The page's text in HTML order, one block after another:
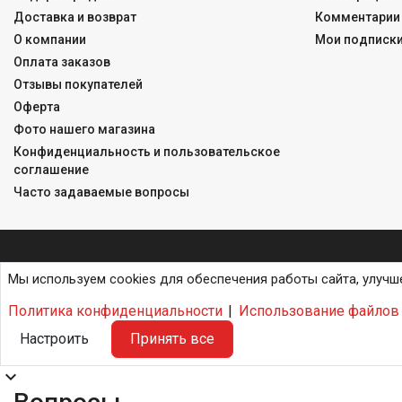
Доставка и возврат
О компании
Оплата заказов
Отзывы покупателей
Оферта
Фото нашего магазина
Конфиденциальность и пользовательское
соглашение
Часто задаваемые вопросы
Мои подписки
Мы используем cookies для обеспечения работы сайта,
Политика конфиденциальности
Использование
Настроить
Принять все
expand_more